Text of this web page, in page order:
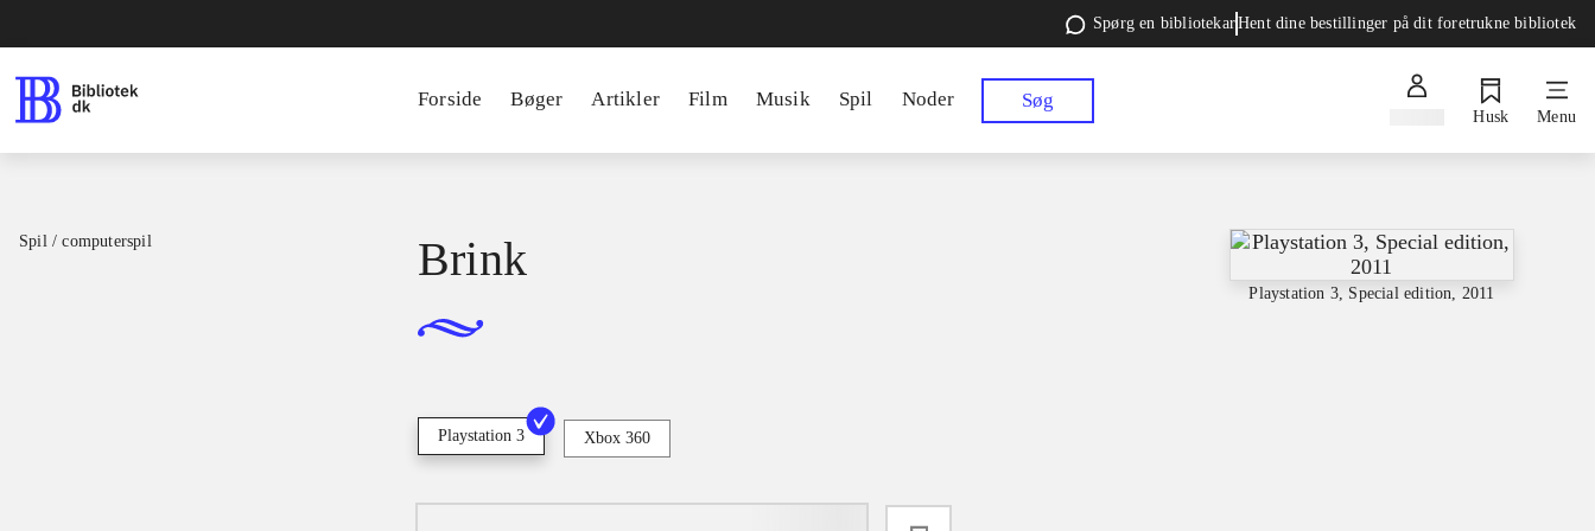
Spørg en bibliotekarHent dine bestillinger på dit foretrukne bibliotek
Forside Bøger Artikler Film Musik Spil Noder Søg
Husk Menu
Spil / computerspil
Playstation 3, Special edition, 2011
Brink
Playstation 3 Xbox 360